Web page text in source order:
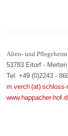
Alten- und
53783 Eitorf - Merten
Tel: +49 (0)2243 -
m.verch (at)
www.happacher-